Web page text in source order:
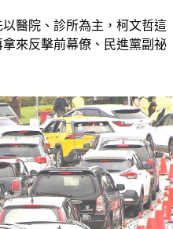
醫院、診所為主，柯文哲這
來反擊前幕僚、民進黨副祕